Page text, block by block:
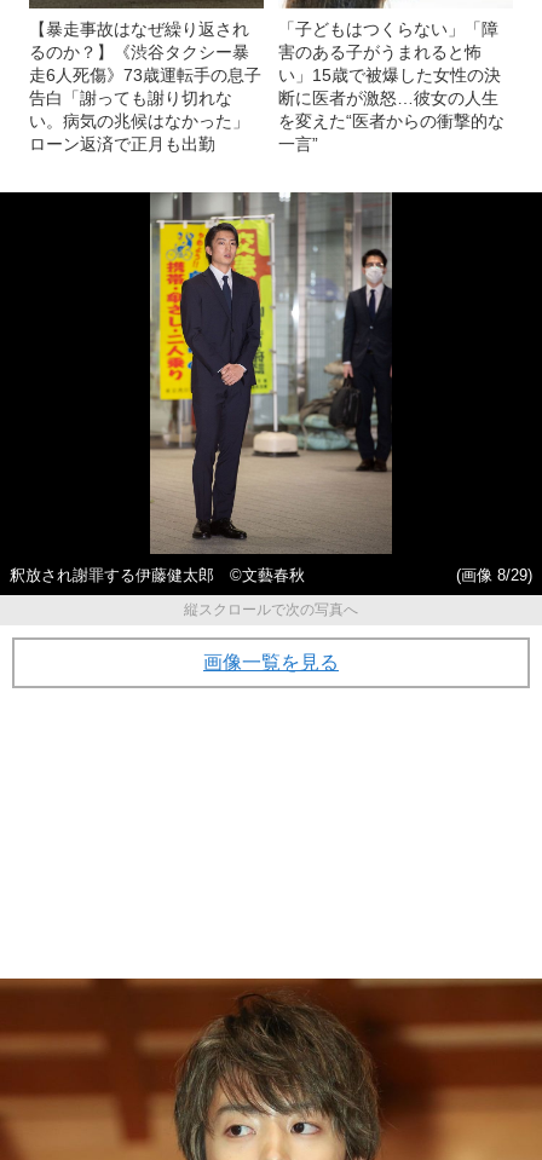
【暴走事故はなぜ繰り返され
るのか？】《渋谷タクシー暴
走6人死傷》73歳運転手の息子
告白「謝っても謝り切れな
い。病気の兆候はなかった」
ローン返済で正月も出勤
「子どもはつくらない」「障
害のある子がうまれると怖
い」15歳で被爆した女性の決
断に医者が激怒…彼女の人生
を変えた“医者からの衝撃的な
一言”
釈放され謝罪する伊藤健太郎 ©文藝春秋
(画像 8/29)
縦スクロールで次の写真へ
画像一覧を見る